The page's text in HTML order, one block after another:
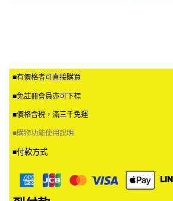
■有價格者可直接購買
■免註冊會員亦可下標
■價格含稅，滿三千免運
■購物功能使用說明
■付款方式